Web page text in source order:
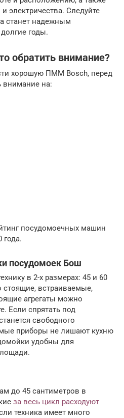
электричества. Следуйте
станет надежным
годы.
обратить внимание?
хорошую ПММ Bosch, перед
внимание на:
посудомоечных машин
года.
посудомоек Бош
в 2-х размерах: 45 и 60
встраиваемые,
агрегаты можно
Если спрятать под
свободного
приборы не лишают кухню
удобны для
до 45 сантиметров в
за весь цикл расходуют
техника имеет много